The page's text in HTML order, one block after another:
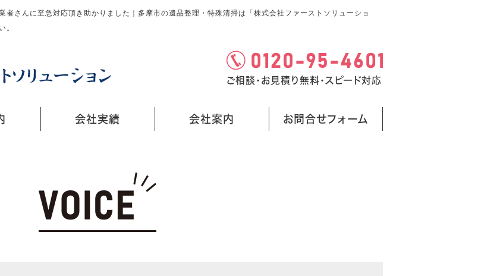
者さんに至急対応頂き助かりました｜多摩市の遺品整理・特殊清掃は「株式会社ファーストソリューショ
。
ご相談・お見積り無料・スピード対応
会社実績 会社案内 お問合せフォーム